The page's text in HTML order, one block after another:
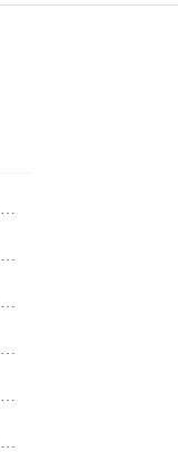
劳动合同到期，单位说不续签了，这种情况有赔偿吗？
校所协同，共育法治人才｜向恒律所与信阳学院社会科学学院达成战略合作
离职证明那些事：法律效力、开具时限与常见纠纷处理
河南向恒律师事务所：专注劳动纠纷的专业法律服务团队
劳动仲裁程序全解析：劳动者维权必须知道的关键步骤
加班费纠纷维权指南：加班证据收集技巧与仲裁请求确定